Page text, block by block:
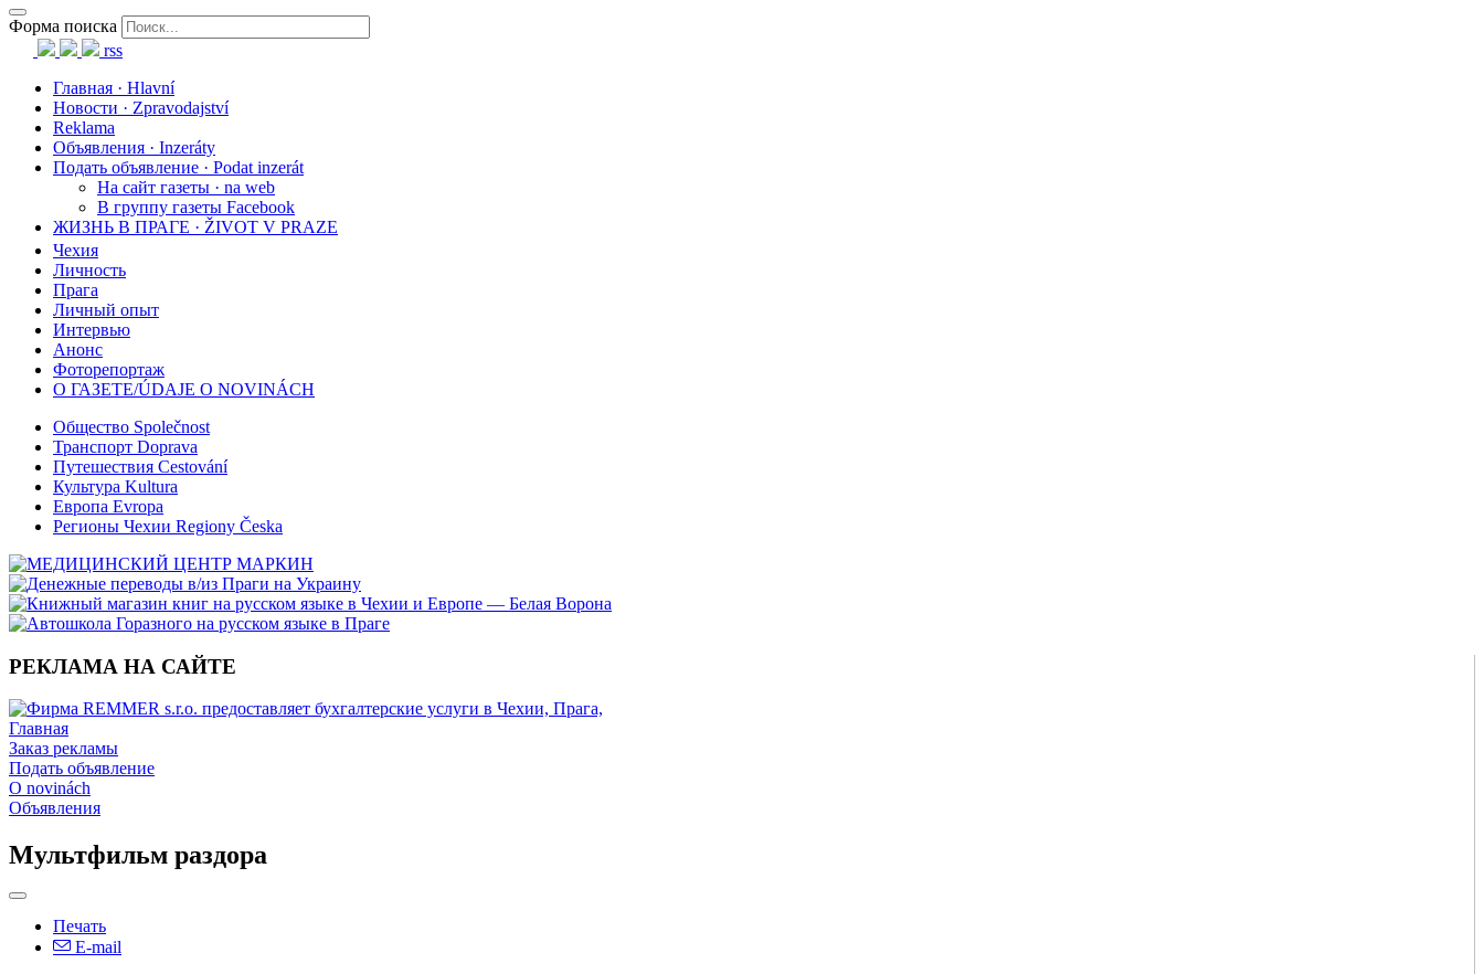
Форма поиска
rss
Главная · Hlavní
Новости · Zpravodajství
Reklama
Объявления · Inzeráty
Подать объявление · Podat inzerát
На сайт газеты · na web
В группу газеты Facebook
ЖИЗНЬ В ПРАГЕ · ŽIVOT V PRAZE
Чехия
Личность
Прага
Личный опыт
Интервью
Анонс
Фоторепортаж
О ГАЗЕТЕ/ÚDAJE O NOVINÁCH
Общество Společnost
Транспорт Doprava
Путешествия Cestování
Культура Kultura
Европа Evropa
Регионы Чехии Regiony Česka
РЕКЛАМА НА САЙТЕ
Главная
Заказ рекламы
Подать объявление
O novinách
Объявления
Мультфильм раздора
Печать
E-mail